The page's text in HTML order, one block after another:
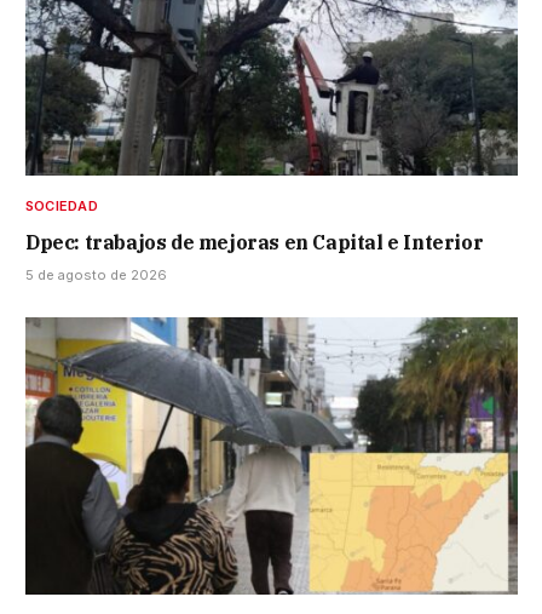
SOCIEDAD
Dpec: trabajos de mejoras en Capital e Interior
5 de agosto de 2026